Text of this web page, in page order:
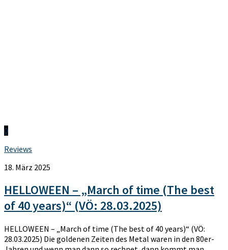
0
Reviews
18. März 2025
HELLOWEEN – „March of time (The best
of 40 years)“ (VÖ: 28.03.2025)
HELLOWEEN – „March of time (The best of 40 years)“ (VÖ:
28.03.2025) Die goldenen Zeiten des Metal waren in den 80er-